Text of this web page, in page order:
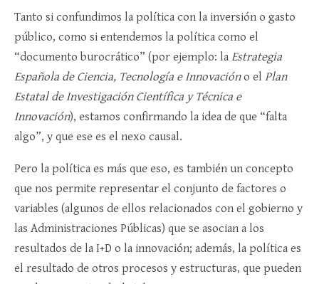
Tanto si confundimos la política con la inversión o gasto
público, como si entendemos la política como el
“documento burocrático” (por ejemplo: la Estrategia
Española de Ciencia, Tecnología e Innovacióno el Plan
Estatal de Investigación Científica y Técnica e
Innovación), estamos confirmando la idea de que “falta
algo”, y que ese es el nexo causal.
Pero la política es más que eso, es también un concepto
que nos permite representar el conjunto de factores o
variables (algunos de ellos relacionados con el gobierno y
las Administraciones Públicas) que se asocian a los
resultados de la I+D o la innovación; además, la política es
el resultado de otros procesos y estructuras, que pueden